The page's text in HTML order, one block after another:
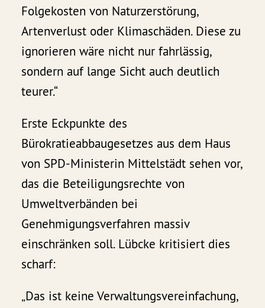
Folgekosten von Naturzerstörung,
Artenverlust oder Klimaschäden. Diese zu
ignorieren wäre nicht nur fahrlässig,
sondern auf lange Sicht auch deutlich
teurer.“
Erste Eckpunkte des
Bürokratieabbaugesetzes aus dem Haus
von SPD-Ministerin Mittelstädt sehen vor,
das die Beteiligungsrechte von
Umweltverbänden bei
Genehmigungsverfahren massiv
einschränken soll. Lübcke kritisiert dies
scharf:
„Das ist keine Verwaltungsvereinfachung,